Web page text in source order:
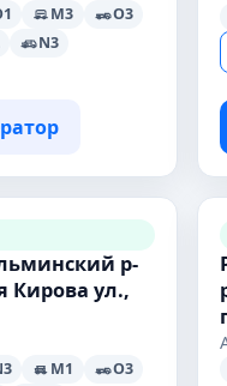
M3
O3
N3
р-
Кирова ул.,
M1
O3